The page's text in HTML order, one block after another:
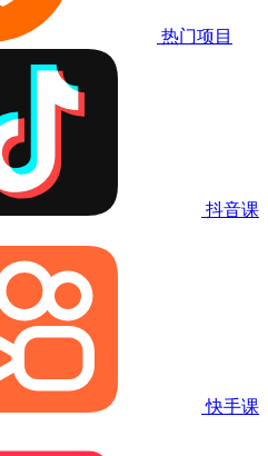
热门项目
抖音课
快手课